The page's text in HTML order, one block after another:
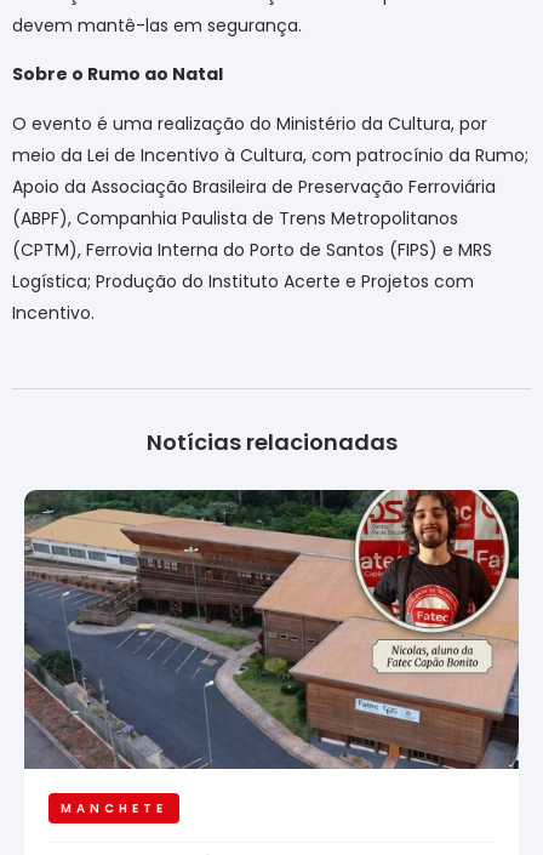
devem mantê-las em segurança.
Sobre o Rumo ao Natal
O evento é uma realização do Ministério da Cultura, por
meio da Lei de Incentivo à Cultura, com patrocínio da Rumo;
Apoio da Associação Brasileira de Preservação Ferroviária
(ABPF), Companhia Paulista de Trens Metropolitanos
(CPTM), Ferrovia Interna do Porto de Santos (FIPS) e MRS
Logística; Produção do Instituto Acerte e Projetos com
Incentivo.
Notícias relacionadas
MANCHETE